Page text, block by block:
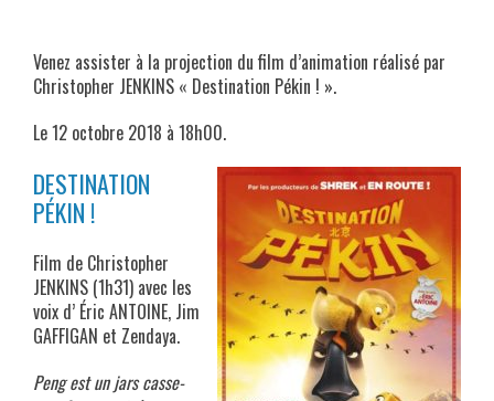
Venez assister à la projection du film d’animation réalisé par
Christopher JENKINS « Destination Pékin ! ».
Le 12 octobre 2018 à 18h00.
DESTINATION
PÉKIN !
Film de Christopher
JENKINS (1h31) avec les
voix d’ Éric ANTOINE, Jim
GAFFIGAN et Zendaya.
Peng est un jars casse-